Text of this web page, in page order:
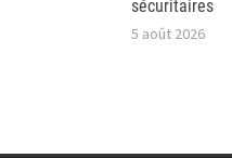
sécuritaires
5 août 2026